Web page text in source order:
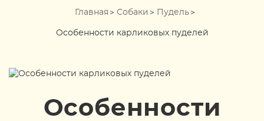
Главная Собаки Пудель
Особенности карликовых пуделей
Особенности